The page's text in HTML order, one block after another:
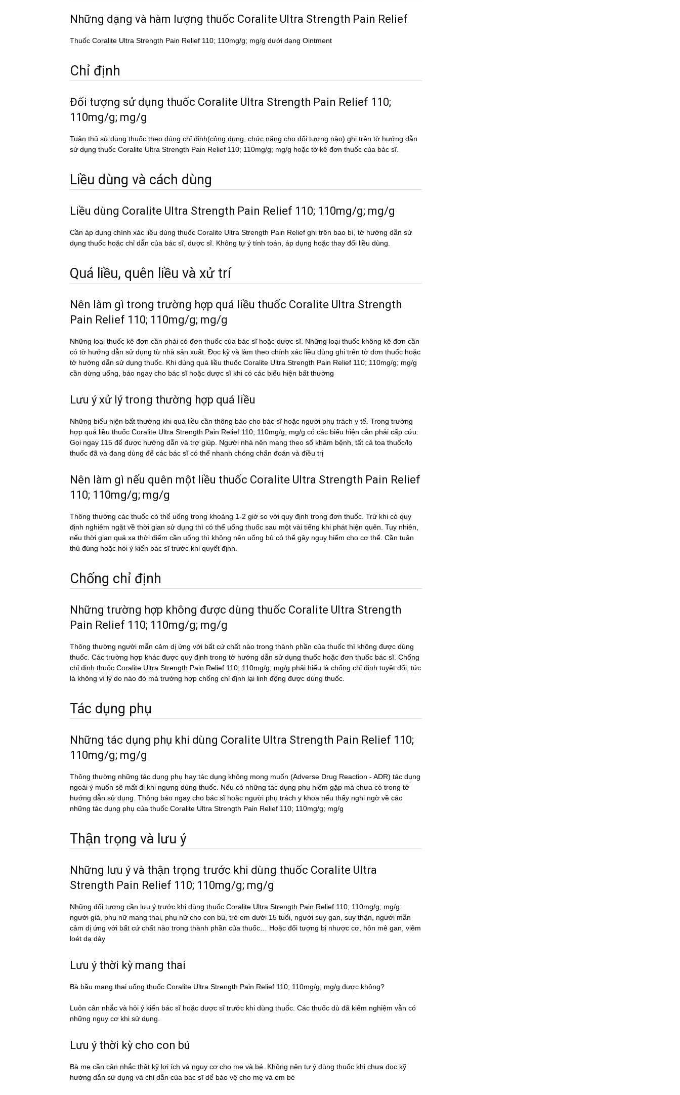
Những dạng và hàm lượng thuốc Coralite Ultra Strength Pain Relief
Thuốc Coralite Ultra Strength Pain Relief 110; 110mg/g; mg/g dưới dạng Ointment
Chỉ định
Đối tượng sử dụng thuốc Coralite Ultra Strength Pain Relief 110;
110mg/g; mg/g
Tuân thủ sử dụng thuốc theo đúng chỉ định(công dụng, chức năng cho đối tượng nào) ghi trên tờ hướng dẫn
sử dụng thuốc Coralite Ultra Strength Pain Relief 110; 110mg/g; mg/g hoặc tờ kê đơn thuốc của bác sĩ.
Liều dùng và cách dùng
Liều dùng Coralite Ultra Strength Pain Relief 110; 110mg/g; mg/g
Cần áp dụng chính xác liều dùng thuốc Coralite Ultra Strength Pain Relief ghi trên bao bì, tờ hướng dẫn sử
dụng thuốc hoặc chỉ dẫn của bác sĩ, dược sĩ. Không tự ý tính toán, áp dụng hoặc thay đổi liều dùng.
Quá liều, quên liều và xử trí
Nên làm gì trong trường hợp quá liều thuốc Coralite Ultra Strength
Pain Relief 110; 110mg/g; mg/g
Những loại thuốc kê đơn cần phải có đơn thuốc của bác sĩ hoặc dược sĩ. Những loại thuốc không kê đơn cần
có tờ hướng dẫn sử dụng từ nhà sản xuất. Đọc kỹ và làm theo chính xác liều dùng ghi trên tờ đơn thuốc hoặc
tờ hướng dẫn sử dụng thuốc. Khi dùng quá liều thuốc Coralite Ultra Strength Pain Relief 110; 110mg/g; mg/g
cần dừng uống, báo ngay cho bác sĩ hoặc dược sĩ khi có các biểu hiện bất thường
Lưu ý xử lý trong thường hợp quá liều
Những biểu hiện bất thường khi quá liều cần thông báo cho bác sĩ hoặc người phụ trách y tế. Trong trường
hợp quá liều thuốc Coralite Ultra Strength Pain Relief 110; 110mg/g; mg/g có các biểu hiện cần phải cấp cứu:
Gọi ngay 115 để được hướng dẫn và trợ giúp. Người nhà nên mang theo sổ khám bệnh, tất cả toa thuốc/lọ
thuốc đã và đang dùng để các bác sĩ có thể nhanh chóng chẩn đoán và điều trị
Nên làm gì nếu quên một liều thuốc Coralite Ultra Strength Pain Relief
110; 110mg/g; mg/g
Thông thường các thuốc có thể uống trong khoảng 1-2 giờ so với quy định trong đơn thuốc. Trừ khi có quy
định nghiêm ngặt về thời gian sử dụng thì có thể uống thuốc sau một vài tiếng khi phát hiện quên. Tuy nhiên,
nếu thời gian quá xa thời điểm cần uống thì không nên uống bù có thể gây nguy hiểm cho cơ thể. Cần tuân
thủ đúng hoặc hỏi ý kiến bác sĩ trước khi quyết định.
Chống chỉ định
Những trường hợp không được dùng thuốc Coralite Ultra Strength
Pain Relief 110; 110mg/g; mg/g
Thông thường người mẫn cảm dị ứng với bất cứ chất nào trong thành phần của thuốc thì không được dùng
thuốc. Các trường hợp khác được quy định trong tờ hướng dẫn sử dụng thuốc hoặc đơn thuốc bác sĩ. Chống
chỉ định thuốc Coralite Ultra Strength Pain Relief 110; 110mg/g; mg/g phải hiểu là chống chỉ định tuyệt đối, tức
là không vì lý do nào đó mà trường hợp chống chỉ định lại linh động được dùng thuốc.
Tác dụng phụ
Những tác dụng phụ khi dùng Coralite Ultra Strength Pain Relief 110;
110mg/g; mg/g
Thông thường những tác dụng phụ hay tác dụng không mong muốn (Adverse Drug Reaction - ADR) tác dụng
ngoài ý muốn sẽ mất đi khi ngưng dùng thuốc. Nếu có những tác dụng phụ hiếm gặp mà chưa có trong tờ
hướng dẫn sử dụng. Thông báo ngay cho bác sĩ hoặc người phụ trách y khoa nếu thấy nghi ngờ về các
những tác dụng phụ của thuốc Coralite Ultra Strength Pain Relief 110; 110mg/g; mg/g
Thận trọng và lưu ý
Những lưu ý và thận trọng trước khi dùng thuốc Coralite Ultra
Strength Pain Relief 110; 110mg/g; mg/g
Những đối tượng cần lưu ý trước khi dùng thuốc Coralite Ultra Strength Pain Relief 110; 110mg/g; mg/g:
người già, phụ nữ mang thai, phụ nữ cho con bú, trẻ em dưới 15 tuổi, người suy gan, suy thận, người mẫn
cảm dị ứng với bất cứ chất nào trong thành phần của thuốc… Hoặc đối tượng bị nhược cơ, hôn mê gan, viêm
loét dạ dày
Lưu ý thời kỳ mang thai
Bà bầu mang thai uống thuốc Coralite Ultra Strength Pain Relief 110; 110mg/g; mg/g được không?
Luôn cân nhắc và hỏi ý kiến bác sĩ hoặc dược sĩ trước khi dùng thuốc. Các thuốc dù đã kiểm nghiệm vẫn có
những nguy cơ khi sử dụng.
Lưu ý thời kỳ cho con bú
Bà mẹ cần cân nhắc thật kỹ lợi ích và nguy cơ cho mẹ và bé. Không nên tự ý dùng thuốc khi chưa đọc kỹ
hướng dẫn sử dụng và chỉ dẫn của bác sĩ dể bảo vệ cho mẹ và em bé